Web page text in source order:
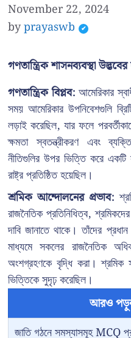
November 22, 2024
byprayaswb
গণতান্ত্রিক শাসনব্যবস্থা
গণতান্ত্রিক বিপ্লব: আমেরিকার
সময় আমেরিকার উপনিবেশগুলি
লড়াই করেছিল, যার ফলে
ক্ষমতা স্বতন্ত্রীকরণ এবং
নীতিগুলির উপর ভিত্তি করে একটি
রাষ্ট্র প্রতিষ্ঠিত হয়েছিল।
শ্রমিক আন্দোলনের প্রভাব:
রাজনৈতিক প্রতিনিধিত্ব,
দাবি জানাতে থাকে। তাঁদের
মাধ্যমে সকলের রাজনৈতিক
অংশগ্রহণকে বৃদ্ধি করা। শ্রমিক
ভিত্তিকে সুদৃঢ় করেছিল।
আরও
জাতি গঠনে সমস্যাসমূহ MCQ